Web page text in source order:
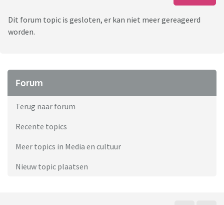
Dit forum topic is gesloten, er kan niet meer gereageerd
worden.
Forum
Terug naar forum
Recente topics
Meer topics in Media en cultuur
Nieuw topic plaatsen